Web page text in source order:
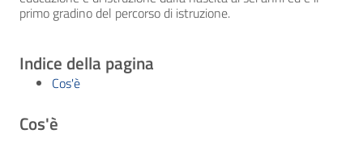
primo gradino del percorso di istruzione.
Indice della pagina
Cos'è
Cos'è